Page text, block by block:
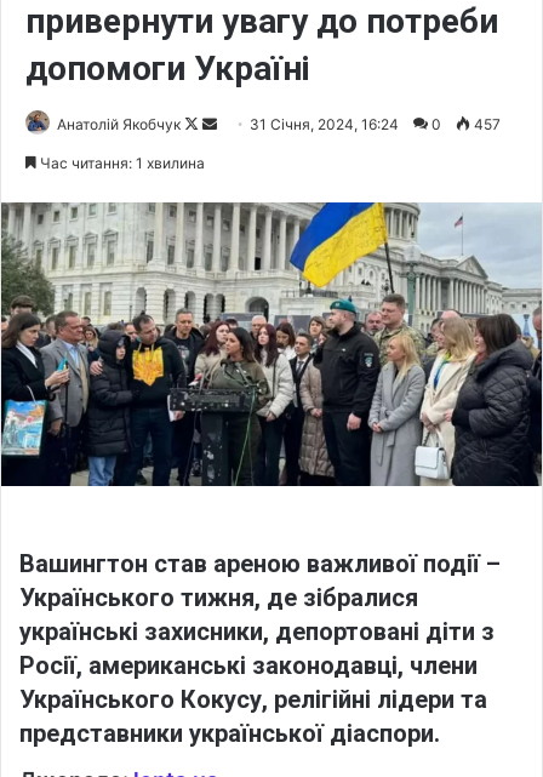
привернути увагу до потреби
допомоги Україні
Анатолій Якобчук
F
l
o
w
o
n
X
d
n
e
m
a
i
l
31 Січня, 2024, 16:24 0 457
Час читання: 1 хвилина
Вашингтон став ареною важливої події –
Українського тижня, де зібралися
українські захисники, депортовані діти з
Росії, американські законодавці, члени
Українського Кокусу, релігійні лідери та
представники української діаспори.